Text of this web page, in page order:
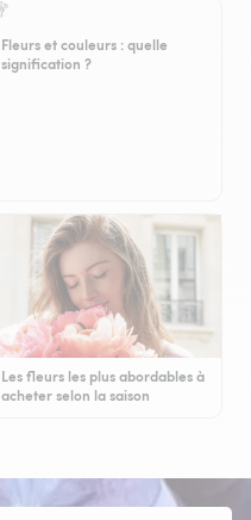
Fleurs et couleurs : quelle
signification ?
Les fleurs les plus abordables à
acheter selon la saison